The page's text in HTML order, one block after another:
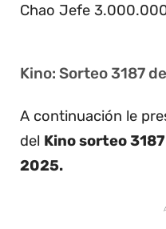
Chao Jefe
Kino: Sorteo 3187
A continuación le
del Kino sorteo 3187
2025.